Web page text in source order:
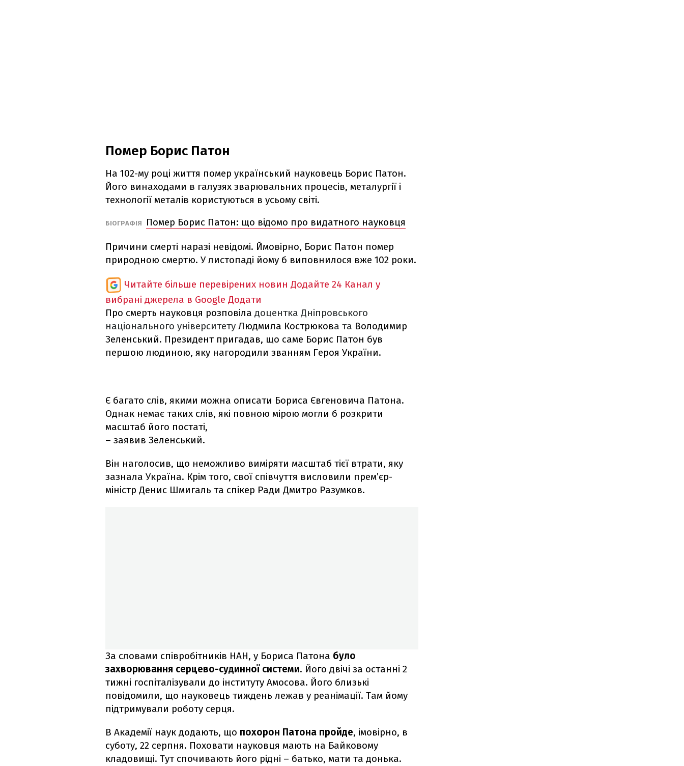
Помер Борис Патон
На 102-му році життя помер український науковець Борис Патон.
Його винаходами в галузях зварювальних процесів, металургії і
технології металів користуються в усьому світі.
БІОГРАФІЯ Помер Борис Патон: що відомо про видатного науковця
Причини смерті наразі невідомі. Ймовірно, Борис Патон помер
природною смертю. У листопаді йому б виповнилося вже 102 роки.
Читайте більше перевірених новин Додайте 24 Канал у
вибрані джерела в Google Додати
Про смерть науковця розповіла доцентка Дніпровського
національного університету Людмила Кострюкова та Володимир
Зеленський. Президент пригадав, що саме Борис Патон був
першою людиною, яку нагородили званням Героя України.
Є багато слів, якими можна описати Бориса Євгеновича Патона.
Однак немає таких слів, які повною мірою могли б розкрити
масштаб його постаті,
– заявив Зеленський.
Він наголосив, що неможливо виміряти масштаб тієї втрати, яку
зазнала Україна. Крім того, свої співчуття висловили прем’єр-
міністр Денис Шмигаль та спікер Ради Дмитро Разумков.
За словами співробітників НАН, у Бориса Патона було
захворювання серцево-судинної системи. Його двічі за останні 2
тижні госпіталізували до інституту Амосова. Його близькі
повідомили, що науковець тиждень лежав у реанімації. Там йому
підтримували роботу серця.
В Академії наук додають, що похорон Патона пройде, імовірно, в
суботу, 22 серпня. Поховати науковця мають на Байковому
кладовищі. Тут спочивають його рідні – батько, мати та донька.